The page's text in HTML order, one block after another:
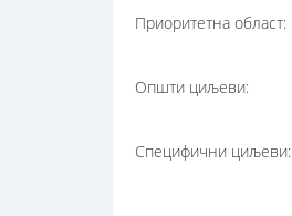
Приоритетна област:
Општи циљеви:
Специфични циљеви: